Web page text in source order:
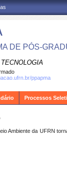
DE PÓS-
ppapma
Processos
Ambiente da UFRN